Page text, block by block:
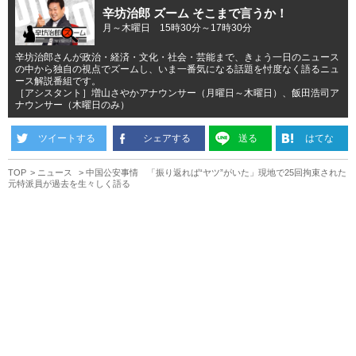
辛坊治郎 ズーム そこまで言うか！
月～木曜日 15時30分～17時30分
辛坊治郎さんが政治・経済・文化・社会・芸能まで、きょう一日のニュース
の中から独自の視点でズームし、いま一番気になる話題を忖度なく語るニュ
ース解説番組です。
［アシスタント］増山さやかアナウンサー（月曜日～木曜日）、飯田浩司ア
ナウンサー（木曜日のみ）
ツイートする シェアする 送る はてな
TOP ニュース
中国公安事情 「振り返れば“ヤツ”がいた」現地で25回拘束された
元特派員が過去を生々しく語る